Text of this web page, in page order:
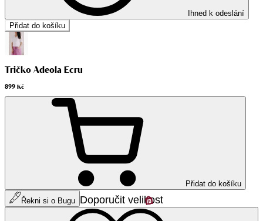
Ihned k odeslání
Přidat do košíku
Tričko Adeola Ecru
899 Kč
Přidat do košíku
Řekni si o Bugu Doporučit velikost